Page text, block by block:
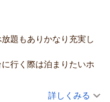
フ一丸となってサー
くださいませ。
おります。
ご宿泊いただき、誠
、心より御礼申し上
様子で安心いたしまし
題もありかなり充実し
行く際は泊まりたいホ
（投稿日：2026/07/27）
詳しくみる